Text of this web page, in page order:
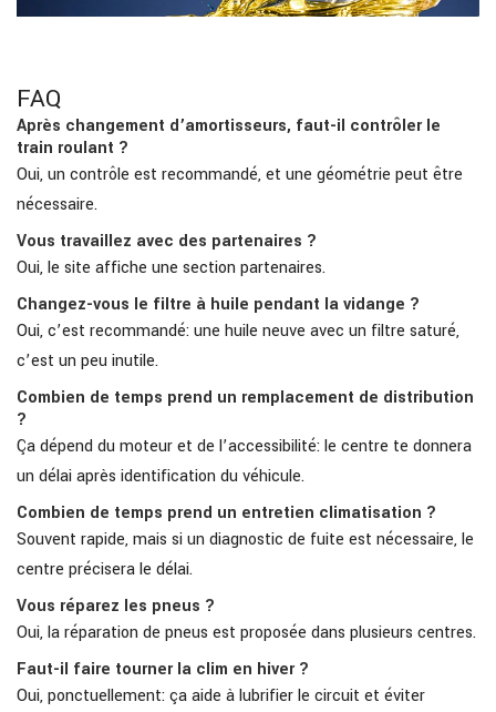
FAQ
Après changement d’amortisseurs, faut-il contrôler le
train roulant ?
Oui, un contrôle est recommandé, et une géométrie peut être
nécessaire.
Vous travaillez avec des partenaires ?
Oui, le site affiche une section partenaires.
Changez-vous le filtre à huile pendant la vidange ?
Oui, c’est recommandé: une huile neuve avec un filtre saturé,
c’est un peu inutile.
Combien de temps prend un remplacement de distribution
?
Ça dépend du moteur et de l’accessibilité: le centre te donnera
un délai après identification du véhicule.
Combien de temps prend un entretien climatisation ?
Souvent rapide, mais si un diagnostic de fuite est nécessaire, le
centre précisera le délai.
Vous réparez les pneus ?
Oui, la réparation de pneus est proposée dans plusieurs centres.
Faut-il faire tourner la clim en hiver ?
Oui, ponctuellement: ça aide à lubrifier le circuit et éviter